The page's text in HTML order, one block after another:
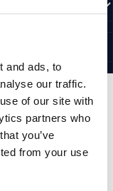
and ads, to
our traffic.
of our site with
partners who
you’ve
from your use
VORBEHALTEN.